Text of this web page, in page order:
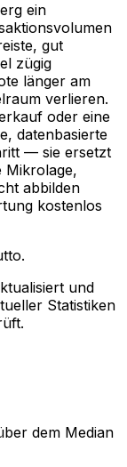
ein
gut
zügig
länger am
verlieren.
oder eine
datenbasierte
— sie ersetzt
Mikrolage,
abbilden
kostenlos
und
Statistiken
dem Median